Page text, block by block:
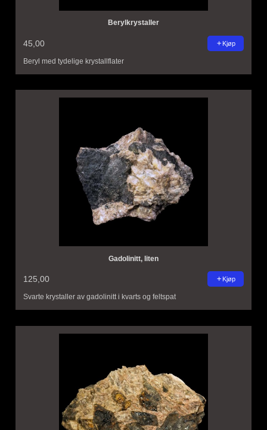
Berylkrystaller
45,00 Kjøp
Beryl med tydelige krystallflater
Gadolinitt, liten
125,00 Kjøp
Svarte krystaller av gadolinitt i kvarts og feltspat